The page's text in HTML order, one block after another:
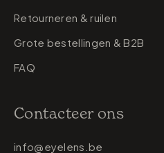
Retourneren & ruilen
Grote bestellingen & B2B
FAQ
Contacteer ons
info@eyelens.be